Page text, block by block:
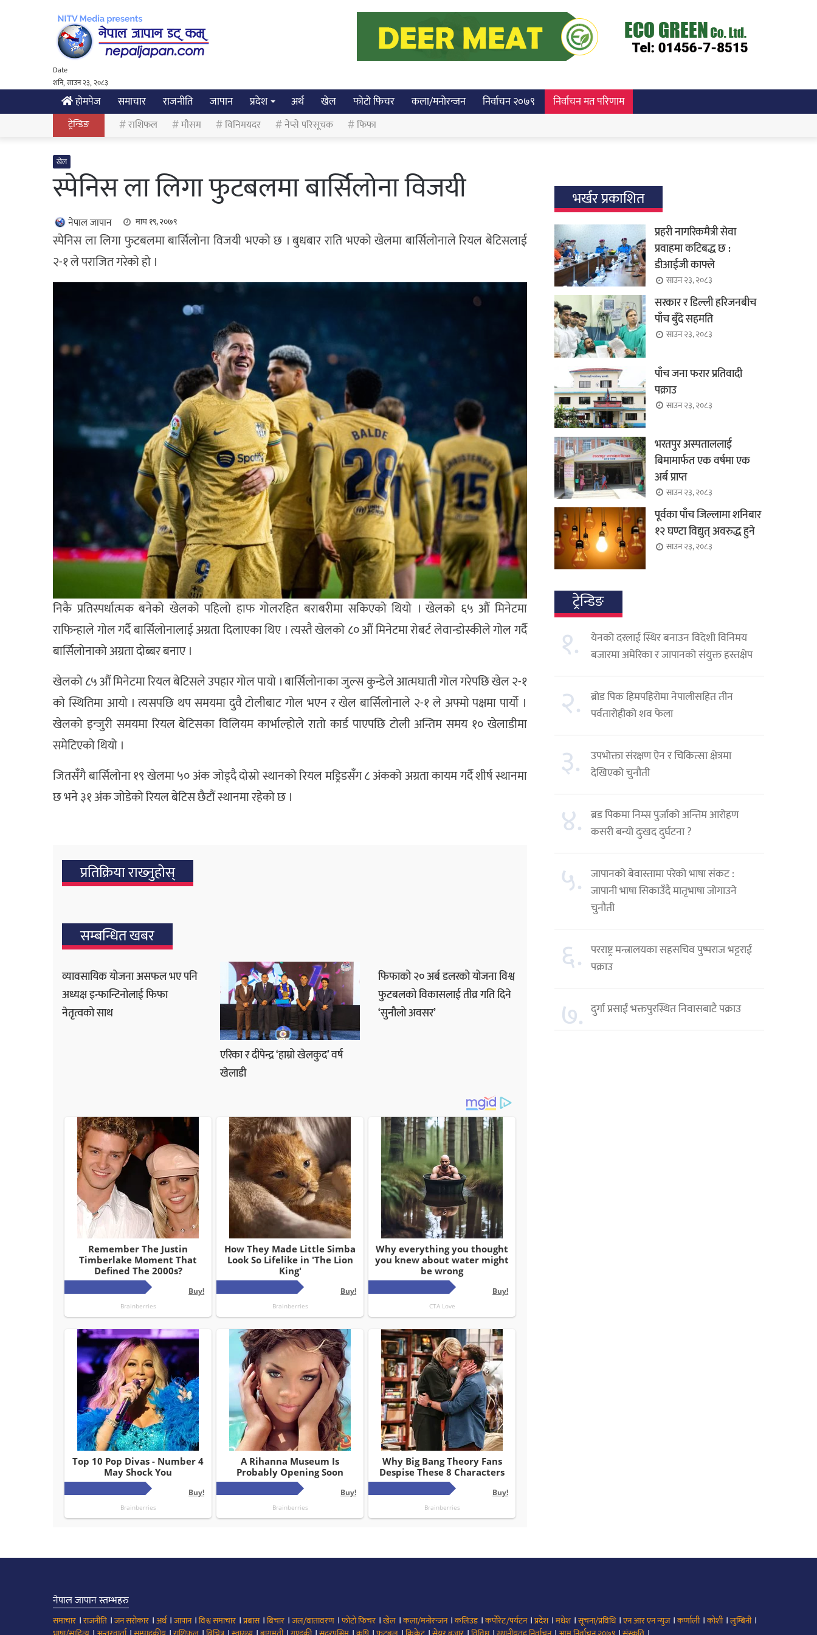
Date
शनि, साउन २३, २०८३
होमपेज समाचार राजनीति जापान प्रदेश अर्थ खेल फोटो फिचर कला/मनोरन्जन निर्वाचन २०७९ निर्वाचन मत परिणाम
ट्रेन्डिङ राशिफल मौसम विनिमयदर नेप्से परिसूचक फिफा
खेल
स्पेनिस ला लिगा फुटबलमा बार्सिलोना विजयी
नेपाल जापान माघ १९, २०७९
स्पेनिस ला लिगा फुटबलमा बार्सिलोना विजयी भएको छ । बुधबार राति भएको खेलमा बार्सिलोनाले रियल बेटिसलाई
२-१ ले पराजित गरेको हो ।
निकै प्रतिस्पर्धात्मक बनेको खेलको पहिलो हाफ गोलरहित बराबरीमा सकिएको थियो । खेलको ६५ औं मिनेटमा
राफिन्हाले गोल गर्दै बार्सिलोनालाई अग्रता दिलाएका थिए । त्यस्तै खेलको ८० औं मिनेटमा रोबर्ट लेवान्डोस्कीले गोल गर्दै
बार्सिलोनाको अग्रता दोब्बर बनाए ।
खेलको ८५ औं मिनेटमा रियल बेटिसले उपहार गोल पायो । बार्सिलोनाका जुल्स कुन्डेले आत्मघाती गोल गरेपछि खेल २-१
को स्थितिमा आयो । त्यसपछि थप समयमा दुवै टोलीबाट गोल भएन र खेल बार्सिलोनाले २-१ ले अफ्मो पक्षमा पार्यो ।
खेलको इन्जुरी समयमा रियल बेटिसका विलियम कार्भाल्होले रातो कार्ड पाएपछि टोली अन्तिम समय १० खेलाडीमा
समेटिएको थियो ।
जितसँगै बार्सिलोना १९ खेलमा ५० अंक जोड्दै दोस्रो स्थानको रियल मड्रिडसँग ८ अंकको अग्रता कायम गर्दै शीर्ष स्थानमा
छ भने ३१ अंक जोडेको रियल बेटिस छैटौं स्थानमा रहेको छ ।
प्रतिक्रिया राख्‍नुहोस्
सम्बन्धित खबर
व्यावसायिक योजना असफल भए पनि
अध्यक्ष इन्फान्टिनोलाई फिफा
नेतृत्वको साथ
एरिका र दीपेन्द्र ‘हाम्रो खेलकुद’ वर्ष
खेलाडी
फिफाको २० अर्ब डलरको योजना विश्व
फुटबलको विकासलाई तीव्र गति दिने
‘सुनौलो अवसर’
भर्खर प्रकाशित
प्रहरी नागरिकमैत्री सेवा
प्रवाहमा कटिबद्ध छ :
डीआईजी काफ्ले
साउन २३, २०८३
सरकार र डिल्ली हरिजनबीच
पाँच बुँदे सहमति
साउन २३, २०८३
पाँच जना फरार प्रतिवादी
पक्राउ
साउन २३, २०८३
भरतपुर अस्पताललाई
बिमामार्फत एक वर्षमा एक
अर्ब प्राप्त
साउन २३, २०८३
पूर्वका पाँच जिल्लामा शनिबार
१२ घण्टा विद्युत् अवरुद्ध हुने
साउन २३, २०८३
ट्रेन्डिङ
१.
येनको दरलाई स्थिर बनाउन विदेशी विनिमय
बजारमा अमेरिका र जापानको संयुक्त हस्तक्षेप
२.
ब्रोड पिक हिमपहिरोमा नेपालीसहित तीन
पर्वतारोहीको शव फेला
३.
उपभोक्ता संरक्षण ऐन र चिकित्सा क्षेत्रमा
देखिएको चुनौती
४. ब्रड पिकमा निम्स पुर्जाको अन्तिम आरोहण
कसरी बन्यो दुःखद दुर्घटना ?
५. जापानको बेवास्तामा परेको भाषा संकट :
जापानी भाषा सिकाउँदै मातृभाषा जोगाउने
चुनौती
६. परराष्ट्र मन्त्रालयका सहसचिव पुष्पराज भट्टराई
पक्राउ
७. दुर्गा प्रसाईं भक्तपुरस्थित निवासबाटै पक्राउ
नेपाल जापान स्तम्भहरु
समाचार ।राजनीति ।जन सरोकार ।अर्थ।जापान।विश्व समाचार ।प्रबास।बिचार ।जल/वातावरण ।फोटो फिचर ।खेल ।कला/मनोरन्जन।कलिउड।कर्पोरेट/पर्यटन।प्रदेश।मधेश।सूचना/प्रविधि।एन आर एन न्युज।कर्णाली।कोशी।लुम्बिनी।